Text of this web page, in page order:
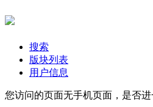
搜索
版块列表
用户信息
您访问的页面无手机页面，是否进